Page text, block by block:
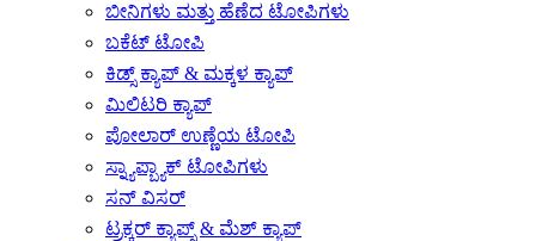
ಬೀನಿಗಳು ಮತ್ತು ಹೆಣೆದ ಟೋಪಿಗಳು
ಬಕೆಟ್ ಟೋಪಿ
ಕಿಡ್ಸ್ ಕ್ಯಾಪ್ & ಮಕ್ಕಳ ಕ್ಯಾಪ್
ಮಿಲಿಟರಿ ಕ್ಯಾಪ್
ಪೋಲಾರ್ ಉಣ್ಣೆಯ ಟೋಪಿ
ಸ್ನ್ಯಾಪ್ಬ್ಯಾಕ್ ಟೋಪಿಗಳು
ಸನ್ ವಿಸರ್
ಟ್ರಕ್ಕರ್ ಕ್ಯಾಪ್ಸ್ & ಮೆಶ್ ಕ್ಯಾಪ್